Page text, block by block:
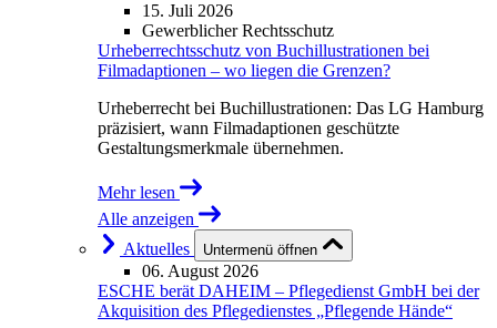
15. Juli 2026
Gewerblicher Rechtsschutz
Urheberrechtsschutz von Buchillustrationen bei
Filmadaptionen – wo liegen die Grenzen?
Urheberrecht bei Buchillustrationen: Das LG Hamburg
präzisiert, wann Filmadaptionen geschützte
Gestaltungsmerkmale übernehmen.
Mehr lesen
Alle anzeigen
Aktuelles
Untermenü öffnen
06. August 2026
ESCHE berät DAHEIM – Pflegedienst GmbH bei der
Akquisition des Pflegedienstes „Pflegende Hände“